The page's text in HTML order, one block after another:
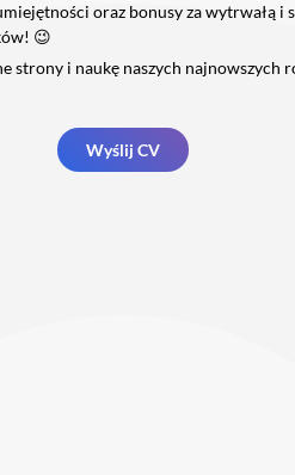
oraz bonusy za wytrwałą i
😉
strony i naukę naszych najnowszych
Wyślij CV